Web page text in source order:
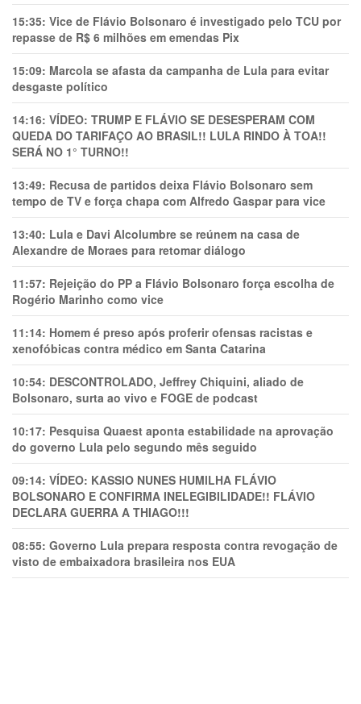
15:35: Vice de Flávio Bolsonaro é investigado pelo TCU por
repasse de R$ 6 milhões em emendas Pix
15:09: Marcola se afasta da campanha de Lula para evitar
desgaste político
14:16: VÍDEO: TRUMP E FLÁVIO SE DESESPERAM COM
QUEDA DO TARIFAÇO AO BRASIL!! LULA RINDO À TOA!!
SERÁ NO 1° TURNO!!
13:49: Recusa de partidos deixa Flávio Bolsonaro sem
tempo de TV e força chapa com Alfredo Gaspar para vice
13:40: Lula e Davi Alcolumbre se reúnem na casa de
Alexandre de Moraes para retomar diálogo
11:57: Rejeição do PP a Flávio Bolsonaro força escolha de
Rogério Marinho como vice
11:14: Homem é preso após proferir ofensas racistas e
xenofóbicas contra médico em Santa Catarina
10:54: DESCONTROLADO, Jeffrey Chiquini, aliado de
Bolsonaro, surta ao vivo e FOGE de podcast
10:17: Pesquisa Quaest aponta estabilidade na aprovação
do governo Lula pelo segundo mês seguido
09:14: VÍDEO: KASSIO NUNES HUMlLHA FLÁVIO
BOLSONARO E CONFIRMA INELEGIBILIDADE!! FLÁVIO
DECLARA GUERRA A THIAGO!!!
08:55: Governo Lula prepara resposta contra revogação de
visto de embaixadora brasileira nos EUA